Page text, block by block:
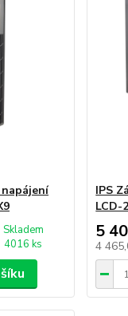
Skladem
4016 ks
IPS
LCD-
5
4